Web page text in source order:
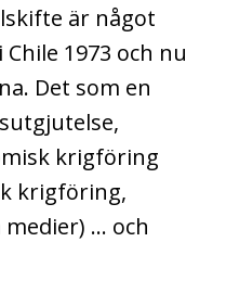
är något
1973 och nu
Det som en
krigföring
krigföring,
medier) … och